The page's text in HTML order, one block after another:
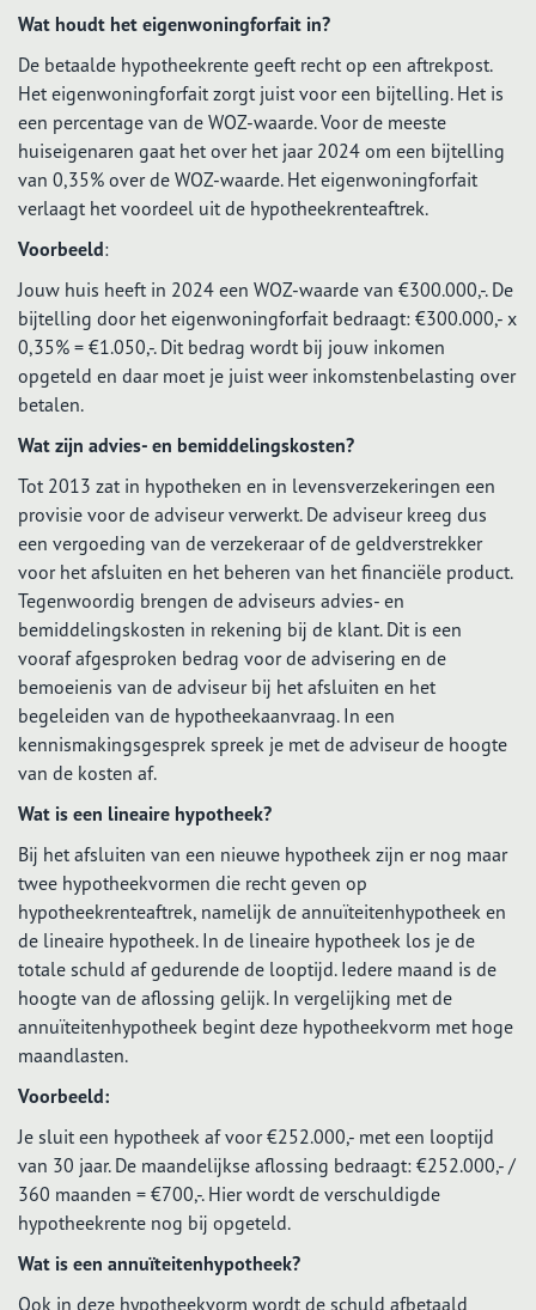
Wat houdt het eigenwoningforfait in?
De betaalde hypotheekrente geeft recht op een aftrekpost.
Het eigenwoningforfait zorgt juist voor een bijtelling. Het is
een percentage van de WOZ-waarde. Voor de meeste
huiseigenaren gaat het over het jaar 2024 om een bijtelling
van 0,35% over de WOZ-waarde. Het eigenwoningforfait
verlaagt het voordeel uit de hypotheekrenteaftrek.
Voorbeeld:
Jouw huis heeft in 2024 een WOZ-waarde van €300.000,-. De
bijtelling door het eigenwoningforfait bedraagt: €300.000,- x
0,35% = €1.050,-. Dit bedrag wordt bij jouw inkomen
opgeteld en daar moet je juist weer inkomstenbelasting over
betalen.
Wat zijn advies- en bemiddelingskosten?
Tot 2013 zat in hypotheken en in levensverzekeringen een
provisie voor de adviseur verwerkt. De adviseur kreeg dus
een vergoeding van de verzekeraar of de geldverstrekker
voor het afsluiten en het beheren van het financiële product.
Tegenwoordig brengen de adviseurs advies- en
bemiddelingskosten in rekening bij de klant. Dit is een
vooraf afgesproken bedrag voor de advisering en de
bemoeienis van de adviseur bij het afsluiten en het
begeleiden van de hypotheekaanvraag. In een
kennismakingsgesprek spreek je met de adviseur de hoogte
van de kosten af.
Wat is een lineaire hypotheek?
Bij het afsluiten van een nieuwe hypotheek zijn er nog maar
twee hypotheekvormen die recht geven op
hypotheekrenteaftrek, namelijk de annuïteitenhypotheek en
de lineaire hypotheek. In de lineaire hypotheek los je de
totale schuld af gedurende de looptijd. Iedere maand is de
hoogte van de aflossing gelijk. In vergelijking met de
annuïteitenhypotheek begint deze hypotheekvorm met hoge
maandlasten.
Voorbeeld:
Je sluit een hypotheek af voor €252.000,- met een looptijd
van 30 jaar. De maandelijkse aflossing bedraagt: €252.000,- /
360 maanden = €700,-. Hier wordt de verschuldigde
hypotheekrente nog bij opgeteld.
Wat is een annuïteitenhypotheek?
Ook in deze hypotheekvorm wordt de schuld afbetaald